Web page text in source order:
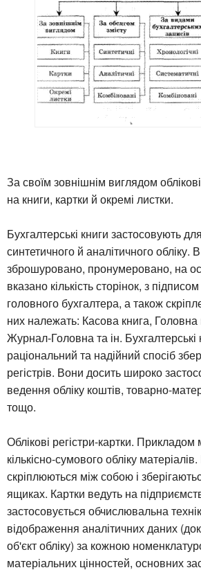
За своїм зовнішнім виглядом
на книги, картки й окремі листки.
Бухгалтерські книги застосовують
синтетичного й аналітичного обліку.
зброшуровано, пронумеровано, на
вказано кількість сторінок, з
головного бухгалтера, а також
них належать: Касова книга, Головна
Журнал-Головна та ін.
раціональний та надійний спосіб
регістрів. Вони досить широко
ведення обліку коштів, товарно-
тощо.
Облікові регістри-картки. Прикладом
кількісно-сумового обліку
скріплюються між собою і
ящиках. Картки ведуть на
застосовується обчислювальна
відображення аналітичних даних
об'єкт обліку) за кожною
матеріальних цінностей, основних